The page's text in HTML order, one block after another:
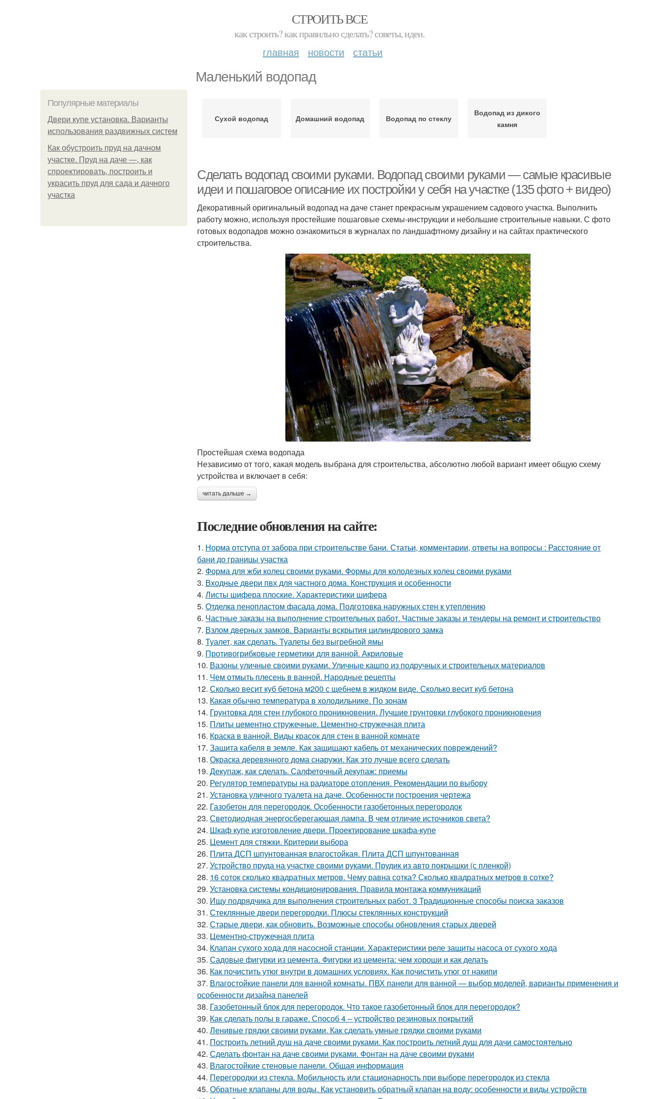
СТРОИТЬ ВСЕ
как строить? как правильно сделать? советы, идеи.
главная новости статьи
Маленький водопад
Популярные материалы
Двери купе установка. Варианты
использования раздвижных систем
Как обустроить пруд на дачном
участке. Пруд на даче —, как
спроектировать, построить и
украсить пруд для сада и дачного
участка
Сухой водопад Домашний водопад Водопад по стеклу
Водопад из дикого
камня
Сделать водопад своими руками. Водопад своими руками — самые красивые
идеи и пошаговое описание их постройки у себя на участке (135 фото + видео)
Декоративный оригинальный водопад на даче станет прекрасным украшением садового участка. Выполнить
работу можно, используя простейшие пошаговые схемы-инструкции и небольшие строительные навыки. С фото
готовых водопадов можно ознакомиться в журналах по ландшафтному дизайну и на сайтах практического
строительства.
Простейшая схема водопада
Независимо от того, какая модель выбрана для строительства, абсолютно любой вариант имеет общую схему
устройства и включает в себя:
читать дальше →
Последние обновления на сайте:
1. Норма отступа от забора при строительстве бани. Статьи, комментарии, ответы на вопросы : Расстояние от
бани до границы участка
2. Форма для жби колец своими руками. Формы для колодезных колец своими руками
3. Входные двери пвх для частного дома. Конструкция и особенности
4. Листы шифера плоские. Характеристики шифера
5. Отделка пенопластом фасада дома. Подготовка наружных стен к утеплению
6. Частные заказы на выполнение строительных работ. Частные заказы и тендеры на ремонт и строительство
7. Взлом дверных замков. Варианты вскрытия цилиндрового замка
8. Туалет, как сделать. Туалеты без выгребной ямы
9. Противогрибковые герметики для ванной. Акриловые
10. Вазоны уличные своими руками. Уличные кашпо из подручных и строительных материалов
11. Чем отмыть плесень в ванной. Народные рецепты
12. Сколько весит куб бетона м200 с щебнем в жидком виде. Сколько весит куб бетона
13. Какая обычно температура в холодильнике. По зонам
14. Грунтовка для стен глубокого проникновения. Лучшие грунтовки глубокого проникновения
15. Плиты цементно стружечные. Цементно-стружечная плита
16. Краска в ванной. Виды красок для стен в ванной комнате
17. Защита кабеля в земле. Как защищают кабель от механических повреждений?
18. Окраска деревянного дома снаружи. Как это лучше всего сделать
19. Декупаж, как сделать. Салфеточный декупаж: приемы
20. Регулятор температуры на радиаторе отопления. Рекомендации по выбору
21. Установка уличного туалета на даче. Особенности построения чертежа
22. Газобетон для перегородок. Особенности газобетонных перегородок
23. Светодиодная энергосберегающая лампа. В чем отличие источников света?
24. Шкаф купе изготовление двери. Проектирование шкафа-купе
25. Цемент для стяжки. Критерии выбора
26. Плита ДСП шпунтованная влагостойкая. Плита ДСП шпунтованная
27. Устройство пруда на участке своими руками. Прудик из авто покрышки (с пленкой)
28. 16 соток сколько квадратных метров. Чему равна сотка? Сколько квадратных метров в сотке?
29. Установка системы кондиционирования. Правила монтажа коммуникаций
30. Ищу подрядчика для выполнения строительных работ. 3 Традиционные способы поиска заказов
31. Стеклянные двери перегородки. Плюсы стеклянных конструкций
32. Старые двери, как обновить. Возможные способы обновления старых дверей
33. Цементно-стружечная плита
34. Клапан сухого хода для насосной станции. Характеристики реле защиты насоса от сухого хода
35. Садовые фигурки из цемента. Фигурки из цемента: чем хороши и как делать
36. Как почистить утюг внутри в домашних условиях. Как почистить утюг от накипи
37. Влагостойкие панели для ванной комнаты. ПВХ панели для ванной — выбор моделей, варианты применения и
особенности дизайна панелей
38. Газобетонный блок для перегородок. Что такое газобетонный блок для перегородок?
39. Как сделать полы в гараже. Способ 4 – устройство резиновых покрытий
40. Ленивые грядки своими руками. Как сделать умные грядки своими руками
41. Построить летний душ на даче своими руками. Как построить летний душ для дачи самостоятельно
42. Сделать фонтан на даче своими руками. Фонтан на даче своими руками
43. Влагостойкие стеновые панели. Общая информация
44. Перегородки из стекла. Мобильность или стационарность при выборе перегородок из стекла
45. Обратные клапаны для воды. Как установить обратный клапан на воду: особенности и виды устройств